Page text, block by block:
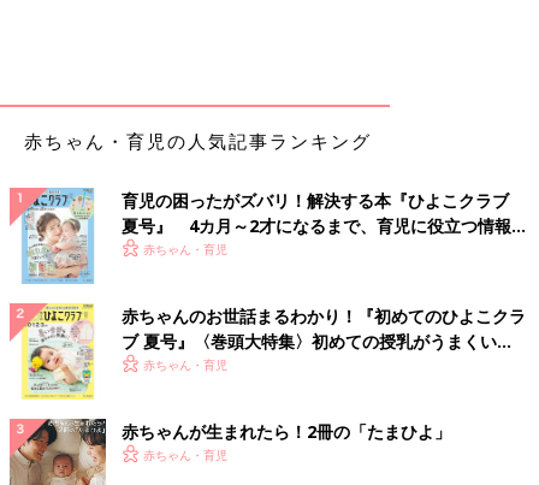
赤ちゃん・育児の人気記事ランキング
育児の困ったがズバリ！解決する本『ひよこクラブ
夏号』 4カ月～2才になるまで、育児に役立つ情報が
いっぱい！
赤ちゃん・育児
赤ちゃんのお世話まるわかり！『初めてのひよこクラ
ブ 夏号』〈巻頭大特集〉初めての授乳がうまくい
く！ おっぱい・ミルクの基本と夏のトラブル 解決テ
赤ちゃん・育児
赤ちゃんが生まれたら！2冊の「たまひよ」
赤ちゃん・育児